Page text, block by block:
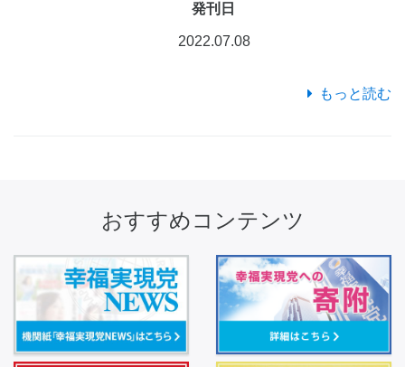
発刊日
2022.07.08
もっと読む
おすすめコンテンツ